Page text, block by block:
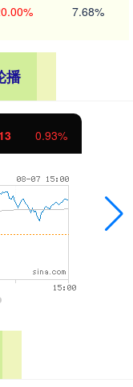
7.68%
播